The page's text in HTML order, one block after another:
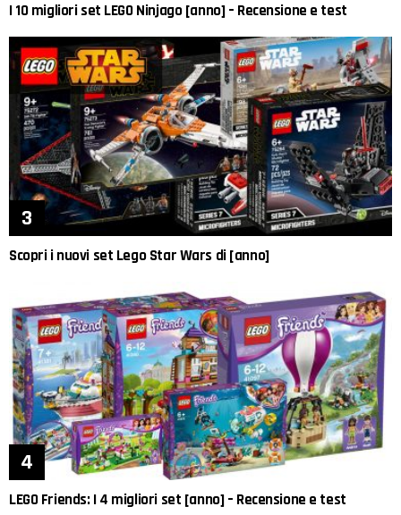
I 10 migliori set LEGO Ninjago [anno] – Recensione e test
Scopri i nuovi set Lego Star Wars di [anno]
LEGO Friends: I 4 migliori set [anno] – Recensione e test